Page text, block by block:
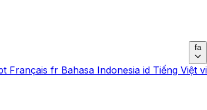
fa
Français fr Bahasa Indonesia id Tiếng Việt vi